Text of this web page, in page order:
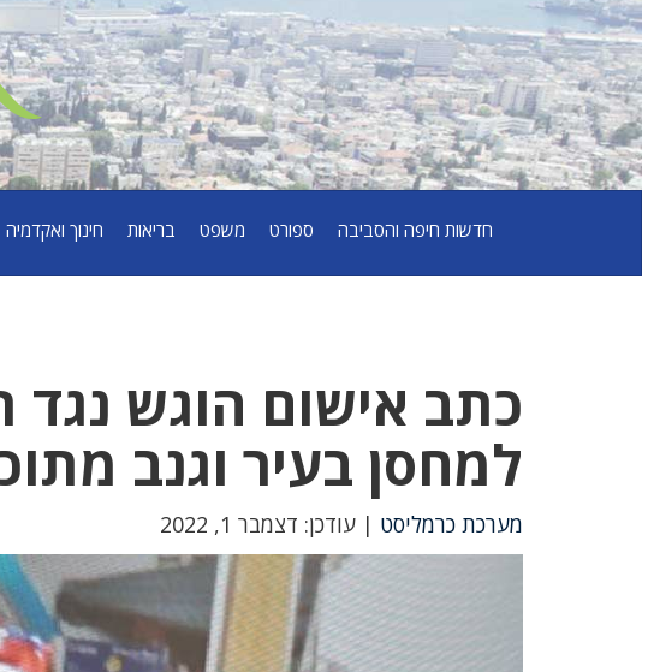
חדשות חיפה והסביבה ספורט משפט בריאות חינוך ואקדמיה
כתב אישום הוגש
למחסן בעיר וגנב
מערכת כרמליסט | עודכן: דצמבר 1, 2022